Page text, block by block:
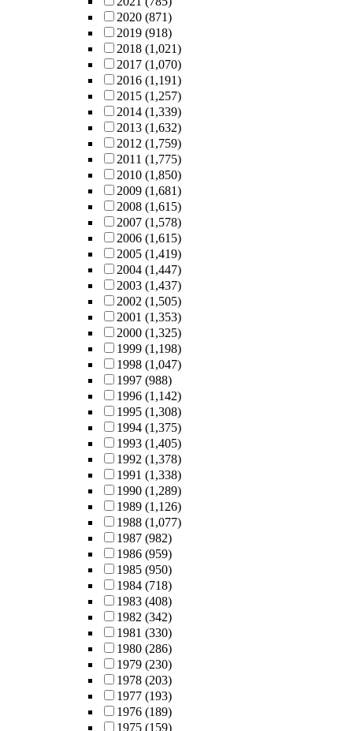
2020 (871)
2019 (918)
2018 (1,021)
2017 (1,070)
2016 (1,191)
2015 (1,257)
2014 (1,339)
2013 (1,632)
2012 (1,759)
2011 (1,775)
2010 (1,850)
2009 (1,681)
2008 (1,615)
2007 (1,578)
2006 (1,615)
2005 (1,419)
2004 (1,447)
2003 (1,437)
2002 (1,505)
2001 (1,353)
2000 (1,325)
1999 (1,198)
1998 (1,047)
1997 (988)
1996 (1,142)
1995 (1,308)
1994 (1,375)
1993 (1,405)
1992 (1,378)
1991 (1,338)
1990 (1,289)
1989 (1,126)
1988 (1,077)
1987 (982)
1986 (959)
1985 (950)
1984 (718)
1983 (408)
1982 (342)
1981 (330)
1980 (286)
1979 (230)
1978 (203)
1977 (193)
1976 (189)
1975 (159)